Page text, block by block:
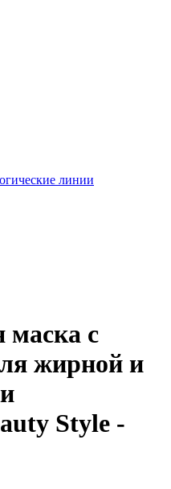
линии
маска с
жирной и
Style -